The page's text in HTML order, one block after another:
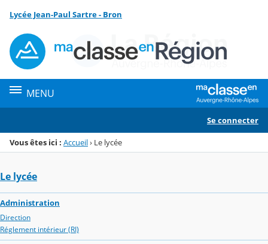
Menu de la rubrique
Contenu
Lycée Jean-Paul Sartre - Bron
MENU
Se connecter
Vous êtes ici : Accueil› Le lycée
Le lycée
Administration
Direction
Réglement intérieur (RI)